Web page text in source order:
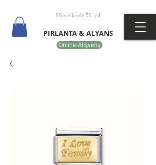
Online-Alışveriş
Mücevherde 59. yıl
PIRLANTA & ALYANS